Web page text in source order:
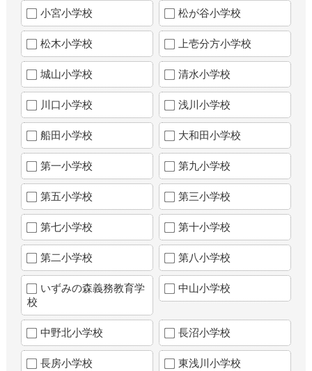
小宮小学校 松が谷小学校
松木小学校 上壱分方小学校
城山小学校 清水小学校
川口小学校 浅川小学校
船田小学校 大和田小学校
第一小学校 第九小学校
第五小学校 第三小学校
第七小学校 第十小学校
第二小学校 第八小学校
いずみの森義務教育学
校
中山小学校
中野北小学校 長沼小学校
長房小学校 東浅川小学校